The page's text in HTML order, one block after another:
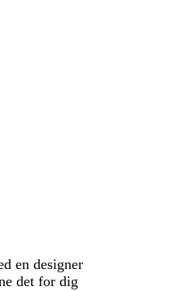
en designer
det for dig